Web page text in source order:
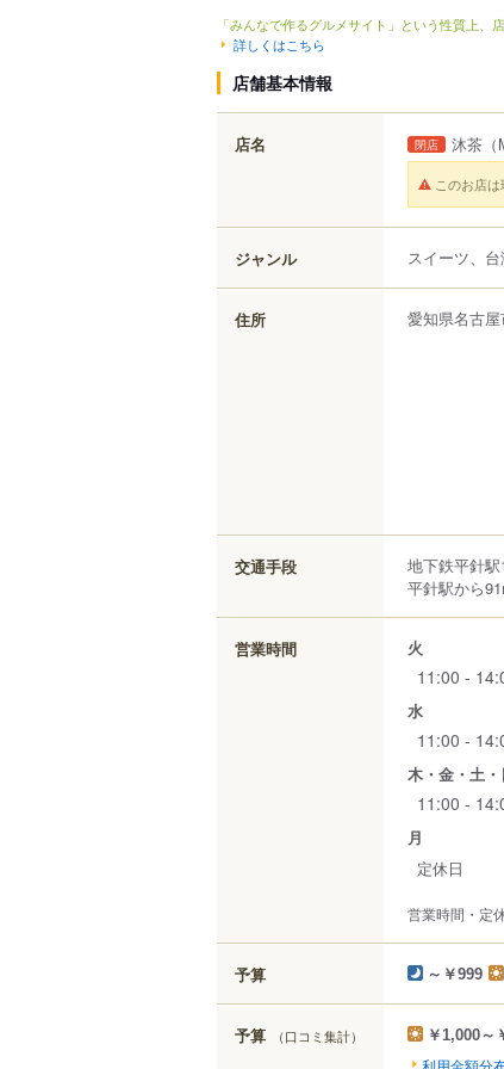
「みんなで作るグルメサイト」という性質上、
詳しくはこちら
店舗基本情報
店名 閉店 沐茶
このお店は
ジャンル スイーツ、
住所 愛知県名古
交通手段
地下鉄平針
平針駅から
営業時間 火
11:00 -
水
11:00 -
木・金・土
11:00 -
月
定休日
営業時間・定
予算 ～￥999
予算 （口コミ集計） ￥1,000～
利用金額分